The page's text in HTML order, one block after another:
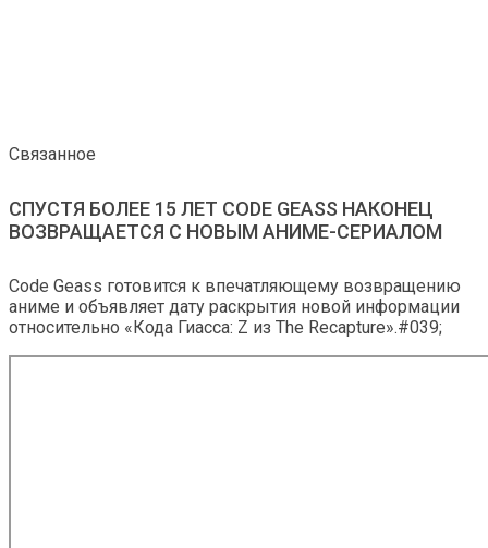
Связанное
СПУСТЯ БОЛЕЕ 15 ЛЕТ CODE GEASS НАКОНЕЦ
ВОЗВРАЩАЕТСЯ С НОВЫМ АНИМЕ-СЕРИАЛОМ
Code Geass готовится к впечатляющему возвращению
аниме и объявляет дату раскрытия новой информации
относительно «Кода Гиасса: Z из The Recapture».#039;